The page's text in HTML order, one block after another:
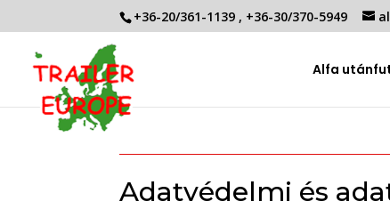
+36-20/361-1139 , +36-30/370-5949
Alfa
Adatvédelmi és